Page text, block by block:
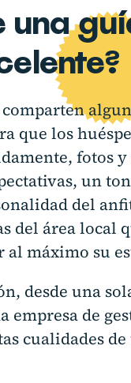
una
que los
fotos
un
del
del área local
al máximo su
desde una
empresa de
cualidades